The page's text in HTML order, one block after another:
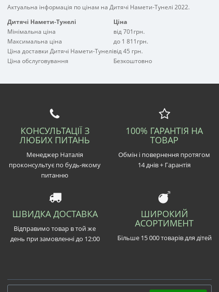
Актуальна інформація по цінам на Дитячі Намети-Тунелі 2022.
Дитячі Намети-Тунелі
Ціна
Мінімальна ціна
від 701грн.
Максимальна ціна
до 1 811грн.
Ціна доставки Дитячі Намети-Тунелівід 45 грн.
Ціна обслуговування
Безкоштовно
КОНСУЛЬТАЦІЇ З
ЛЮБИХ ПИТАНЬ
Менеджер Наталія
проконсультує по будь-якому
питанню
100% ГАРАНТІЯ НА
ТОВАР
Обмін і повернення протягом
14 днів + Гарантія
ШВИДКА ДОСТАВКА
Відправимо товар в той же
день при замовленні до 12:00
ШИРОКИЙ
АСОРТИМЕНТ
Більше 15 000 товарів для дітей